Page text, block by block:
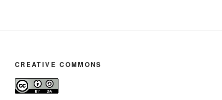
CREATIVE COMMONS